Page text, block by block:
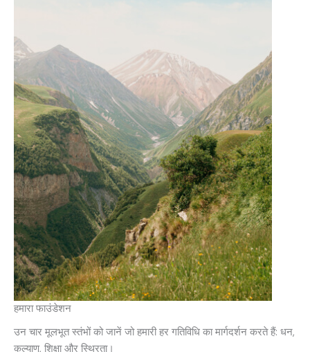
हमारा फाउंडेशन
उन चार मूलभूत स्तंभों को जानें जो हमारी हर गतिविधि का मार्गदर्शन करते हैं: धन,
कल्याण, शिक्षा और स्थिरता।